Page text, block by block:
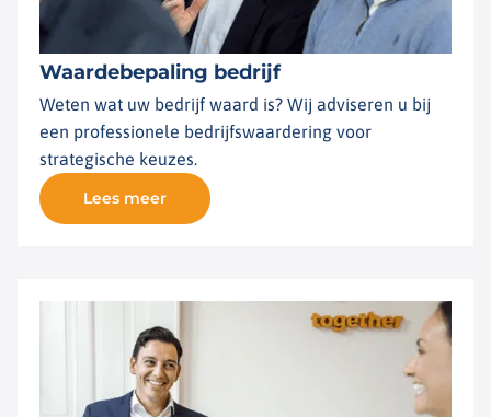
Waardebepaling bedrijf
Weten wat uw bedrijf waard is? Wij adviseren u bij
een professionele bedrijfswaardering voor
strategische keuzes.
Lees meer